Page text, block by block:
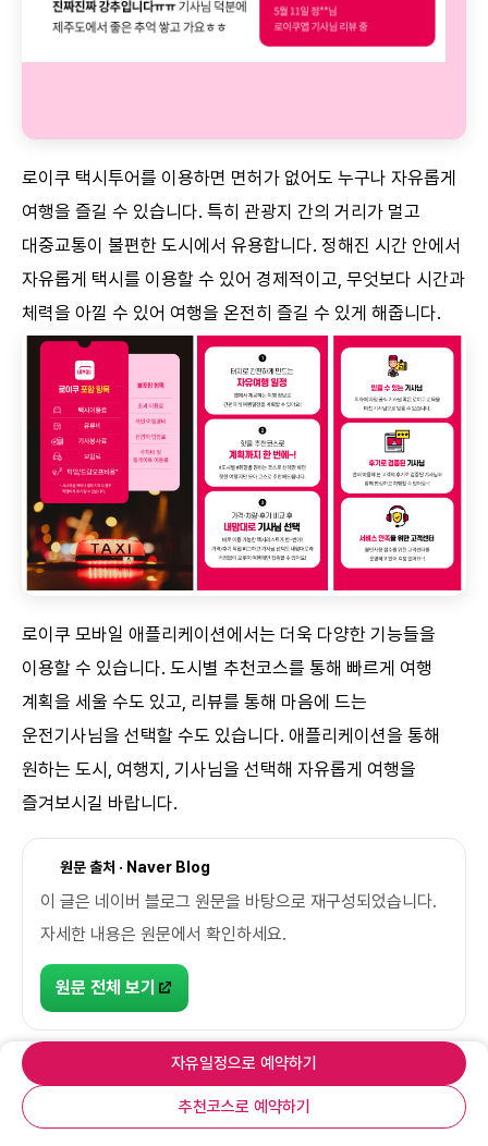
로이쿠 택시투어를 이용하면 면허가 없어도 누구나 자유롭게
여행을 즐길 수 있습니다. 특히 관광지 간의 거리가 멀고
대중교통이 불편한 도시에서 유용합니다. 정해진 시간 안에서
자유롭게 택시를 이용할 수 있어 경제적이고, 무엇보다 시간과
체력을 아낄 수 있어 여행을 온전히 즐길 수 있게 해줍니다.
로이쿠 모바일 애플리케이션에서는 더욱 다양한 기능들을
이용할 수 있습니다. 도시별 추천코스를 통해 빠르게 여행
계획을 세울 수도 있고, 리뷰를 통해 마음에 드는
운전기사님을 선택할 수도 있습니다. 애플리케이션을 통해
원하는 도시, 여행지, 기사님을 선택해 자유롭게 여행을
즐겨보시길 바랍니다.
원문 출처 · Naver Blog
이 글은 네이버 블로그 원문을 바탕으로 재구성되었습니다.
자세한 내용은 원문에서 확인하세요.
원문 전체 보기
자유일정으로 예약하기
추천코스로 예약하기
로이쿠 택시 투어 상품
메뉴 홈 로그인